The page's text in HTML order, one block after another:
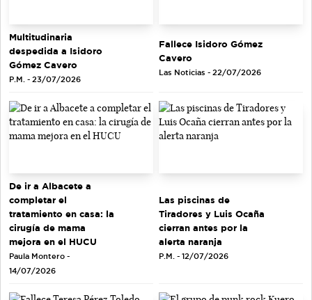
Multitudinaria
despedida a Isidoro
Gómez Cavero
P.M. - 23/07/2026
Fallece Isidoro Gómez
Cavero
Las Noticias - 22/07/2026
De ir a Albacete a
completar el
tratamiento en casa: la
cirugía de mama
mejora en el HUCU
Paula Montero -
14/07/2026
Las piscinas de
Tiradores y Luis Ocaña
cierran antes por la
alerta naranja
P.M. - 12/07/2026